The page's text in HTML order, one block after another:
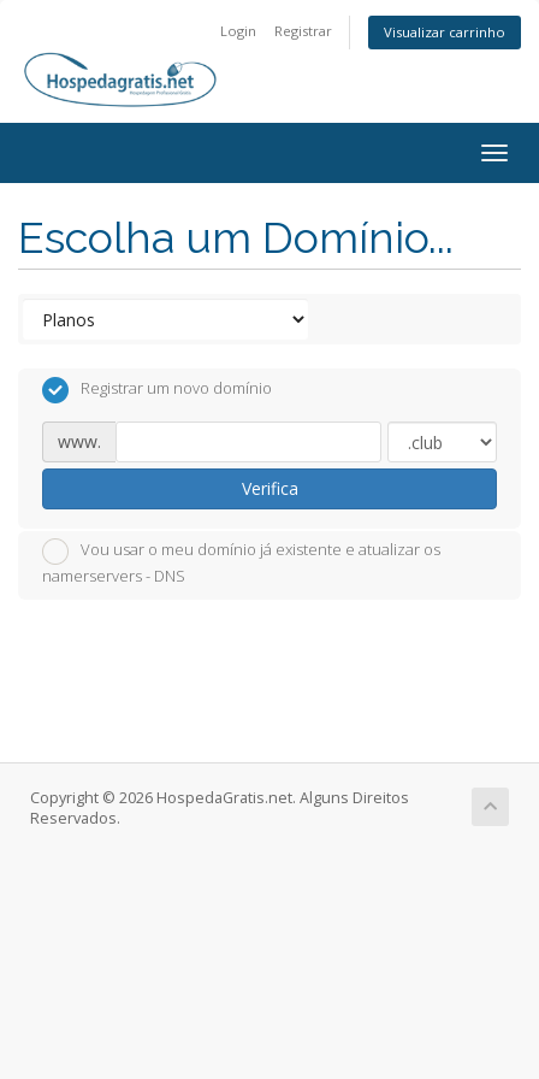
Login Registrar Visualizar carrinho
Escolha um Domínio...
Registrar um novo domínio
www.
Verifica
Vou usar o meu domínio já existente e atualizar os
namerservers - DNS
Copyright © 2026 HospedaGratis.net. Alguns Direitos
Reservados.